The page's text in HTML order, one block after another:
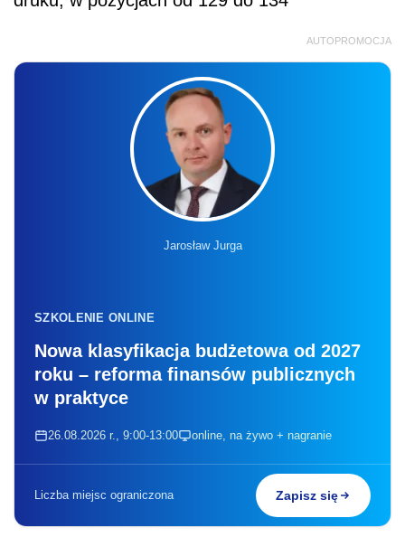
AUTOPROMOCJA
Jarosław Jurga
SZKOLENIE ONLINE
Nowa klasyfikacja budżetowa od 2027
roku – reforma finansów publicznych
w praktyce
26.08.2026 r., 9:00-13:00 online, na żywo + nagranie
Liczba miejsc ograniczona Zapisz się